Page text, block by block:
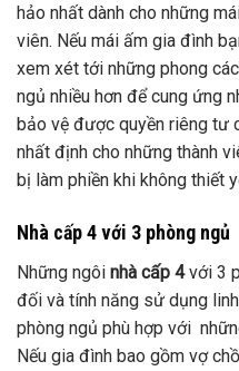
hảo nhất dành cho những
viên. Nếu mái ấm gia đình
xem xét tới những phong
ngủ nhiều hơn để cung ứng
bảo vệ được quyền riêng tư
nhất định cho những thành
bị làm phiền khi không thiết
Nhà cấp 4 với 3 phòng ngủ
Những ngôi nhà cấp 4với 3
đối và tính năng sử dụng
phòng ngủ phù hợp với
Nếu gia đình bao gồm vợ